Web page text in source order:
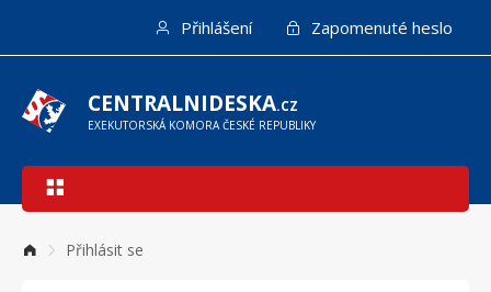
hlavnímu
obsahu
Přihlášení Zapomenuté heslo
CENTRALNIDESKA.CZ
EXEKUTORSKÁ KOMORA ČESKÉ REPUBLIKY
Hlavní
Přihlásit se